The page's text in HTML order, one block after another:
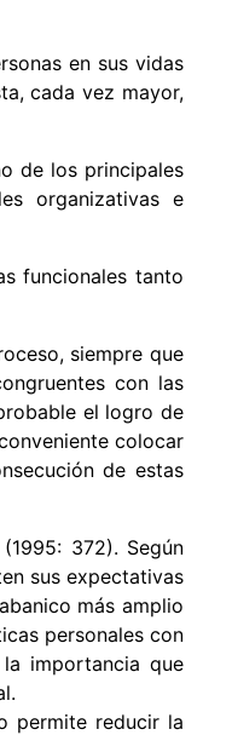
en sus vidas
cada vez mayor,
de los principales
organizativas e
funcionales tanto
siempre que
con las
el logro de
colocar
de estas
372). Según
sus expectativas
más amplio
personales con
importancia que
permite reducir la